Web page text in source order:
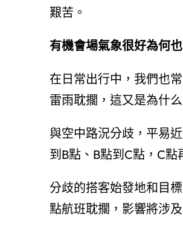
艱苦。
有機會場氣象很好為何
在日常出行中，我們也
雷雨耽擱，這又是為什么
與空中路況分歧，平易
到B點、B點到C點，C
分歧的搭客始發地和目
點航班耽擱，影響將涉